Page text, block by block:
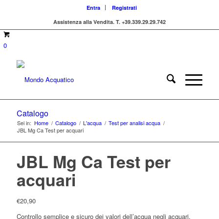
Entra
Registrati
Assistenza alla Vendita. T. +39.339.29.29.742
0
Catalogo
Sei in: Home / Catalogo / L'acqua / Test per analisi acqua /
JBL Mg Ca Test per acquari
JBL Mg Ca Test per
acquari
€20,90
Controllo semplice e sicuro dei valori dell’acqua negli acquari.